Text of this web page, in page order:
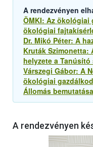
A rendezvényen
ÖMKI: Az ökológiai
ökológiai
Dr. Mikó Péter: A
Kruták Szimonetta:
helyzete a
Várszegi Gábor: A
ökológiai
Állomás bemutatása
A rendezvényen